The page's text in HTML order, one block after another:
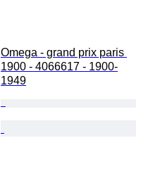
Omega - grand prix paris
1900 - 4066617 - 1900-
1949